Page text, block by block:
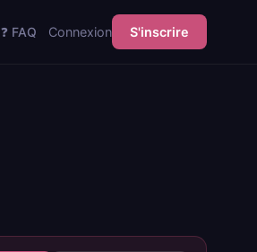
❓ FAQ Connexion S'inscrire